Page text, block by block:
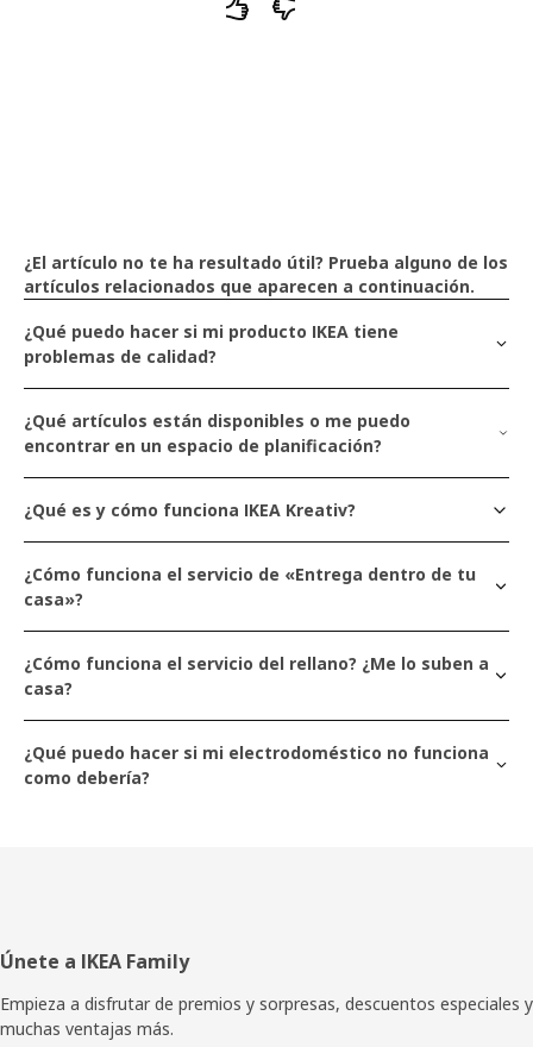
La respuesta no es relevante para mi pregunta
La respuesta es demasiado larga o demasiado
¿El artículo no te ha resultado útil? Prueba alguno de los
artículos relacionados que aparecen a continuación.
¿Qué puedo hacer si mi producto IKEA tiene
problemas de calidad?
¿Qué artículos están disponibles o me puedo
encontrar en un espacio de planificación?
¿Qué es y cómo funciona IKEA Kreativ?
¿Cómo funciona el servicio de «Entrega dentro de tu
casa»?
¿Cómo funciona el servicio del rellano? ¿Me lo suben a
casa?
¿Qué puedo hacer si mi electrodoméstico no funciona
como debería?
Pie
de
Únete a IKEA Family
Empieza a disfrutar de premios y sorpresas, descuentos especiales y
muchas ventajas más.